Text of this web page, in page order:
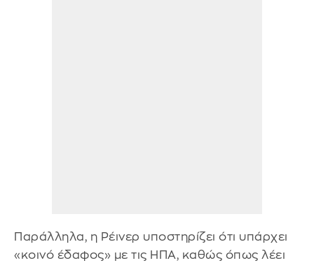
Παράλληλα, η Ρέινερ υποστηρίζει ότι υπάρχει
«κοινό έδαφος» με τις ΗΠΑ, καθώς όπως λέει